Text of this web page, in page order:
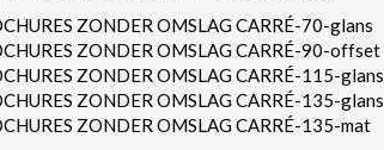
ZONDER OMSLAG CARRÉ-70-glans
ZONDER OMSLAG CARRÉ-90-offset
ZONDER OMSLAG CARRÉ-115-glans
ZONDER OMSLAG CARRÉ-135-glans
ZONDER OMSLAG CARRÉ-135-mat